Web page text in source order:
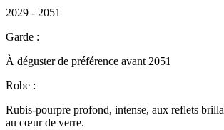
2029 - 2051
Garde :
À déguster de préférence avant 2051
Robe :
Rubis-pourpre profond, intense, aux reflets
au cœur de verre.